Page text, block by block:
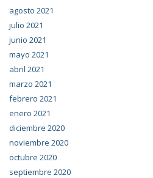
agosto 2021
julio 2021
junio 2021
mayo 2021
abril 2021
marzo 2021
febrero 2021
enero 2021
diciembre 2020
noviembre 2020
octubre 2020
septiembre 2020